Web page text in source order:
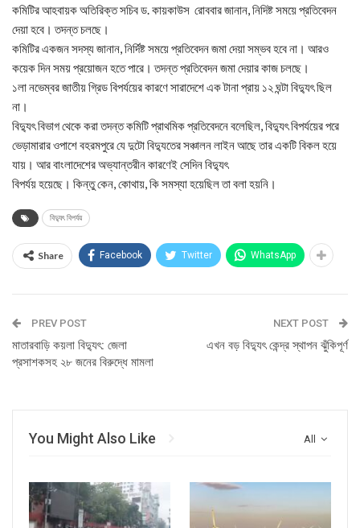
কমিটির আহবায়ক অতিরিক্ত সচিব ড. কায়কাউস রোববার জানান, নিদিষ্ট সময়ে প্রতিবেদন
দেয়া হবে। তদন্ত চলছে।
কমিটির একজন সদস্য জানান, নির্দিষ্ট সময়ে প্রতিবেদন জমা দেয়া সম্ভব হবে না। আরও
কয়েক দিন সময় প্রয়োজন হতে পারে। তদন্ত প্রতিবেদন জমা দেয়ার কাজ চলছে।
১লা নভেম্বর জাতীয় গ্রিড বিপর্যয়ের কারণে সারাদেশে এক টানা প্রায় ১২ ঘন্টা বিদ্যুৎ ছিল
না।
বিদ্যুৎ বিভাগ থেকে করা তদন্ত কমিটি প্রাথমিক প্রতিবেদনে বলেছিল, বিদ্যুৎ বিপর্যয়ের পরে
ভেড়ামারার ওপাশে বহরমপুরে যে দুটো বিদ্যুতের সঞ্চালন লাইন আছে তার একটি বিকল হয়ে
যায়। আর বাংলাদেশের অভ্যান্তরীন কারণেই সেদিন বিদ্যুৎ
বিপর্যয় হয়েছে। কিন্তু কেন, কোথায়, কি সমস্যা হয়েছিল তা বলা হয়নি।
বিদ্যুৎ বিপর্যয়
Share Facebook Twitter WhatsApp
PREV POST
মাতারবাড়ি কয়লা বিদ্যুৎ: জেলা
প্রসাশকসহ ২৮ জনের বিরুদ্ধে মামলা
NEXT POST
এখন বড় বিদ্যুৎ কেন্দ্র স্থাপন ঝুঁকিপূর্ণ
All
You Might Also Like